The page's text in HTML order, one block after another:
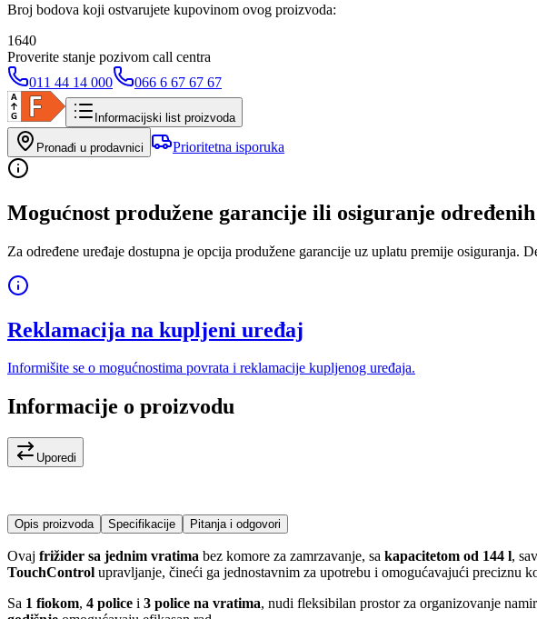
Broj bodova koji ostvarujete kupovinom ovog proizvoda:
1640
Proverite stanje pozivom call centra
011 44 14 000
066 6 67 67 67
Informacijski list proizvoda
Pronađi u prodavnici Prioritetna isporuka
Mogućnost produžene garancije ili osiguranje
Za određene uređaje dostupna je opcija produžene garancije uz uplatu premije osiguranja.
Reklamacija na kupljeni uređaj
Informišite se o mogućnostima povrata i reklamacije kupljenog uređaja.
Informacije o proizvodu
Uporedi
Opis proizvoda Specifikacije Pitanja i odgovori
Ovaj frižider sa jednim vratima bez komore za zamrzavanje, sa kapacitetom od 144 l,
TouchControl upravljanje, čineći ga jednostavnim za upotrebu i omogućavajući preciznu
Sa 1 fiokom, 4 police i 3 police na vratima, nudi fleksibilan prostor za organizovanje